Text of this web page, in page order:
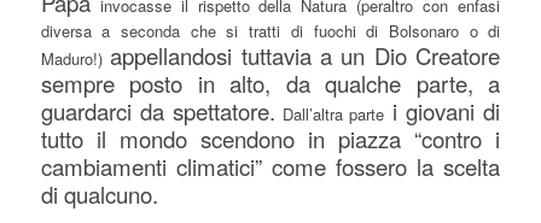
invocasse il rispetto della Natura (peraltro con enfasi
diversa a seconda che si tratti di fuochi di Bolsonaro o di
Maduro!)appellandosi tuttavia a un Dio Creatore
sempre posto in alto, da qualche parte, a
guardarci da spettatore. Dall’altra parte i giovani di
tutto il mondo scendono in piazza “contro i
cambiamenti climatici” come fossero la scelta
di qualcuno.